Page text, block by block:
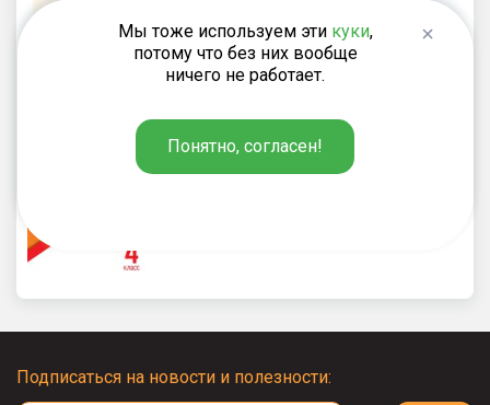
220₽
Подписаться на новости и полезности:
Мы тоже используем эти куки,
потому что без них вообще
ничего не работает.
Понятно, согласен!